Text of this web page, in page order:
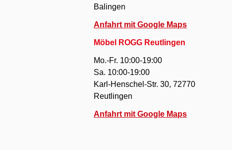
Balingen
Anfahrt mit Google Maps
Möbel ROGG Reutlingen
Mo.-Fr. 10:00-19:00
Sa. 10:00-19:00
Karl-Henschel-Str. 30, 72770
Reutlingen
Anfahrt mit Google Maps